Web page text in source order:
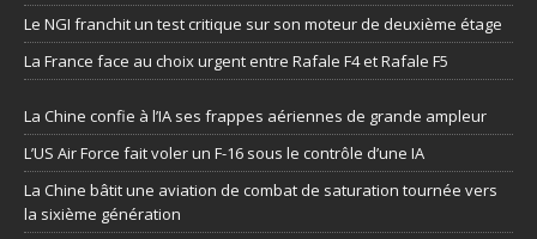
Le NGI franchit un test critique sur son moteur de deuxième étage
La France face au choix urgent entre Rafale F4 et Rafale F5
La Chine confie à l’IA ses frappes aériennes de grande ampleur
L’US Air Force fait voler un F-16 sous le contrôle d’une IA
La Chine bâtit une aviation de combat de saturation tournée vers
la sixième génération